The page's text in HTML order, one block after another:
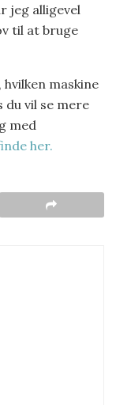
jeg alligevel
til at bruge
maskine
du vil se mere
med
her.